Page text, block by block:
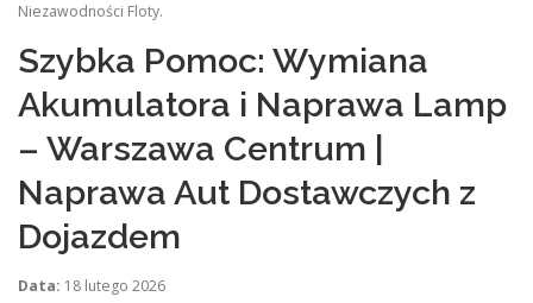
Niezawodności Floty.
Szybka Pomoc: Wymiana
Akumulatora i Naprawa Lamp
– Warszawa Centrum |
Naprawa Aut Dostawczych z
Dojazdem
Data: 18 lutego 2026